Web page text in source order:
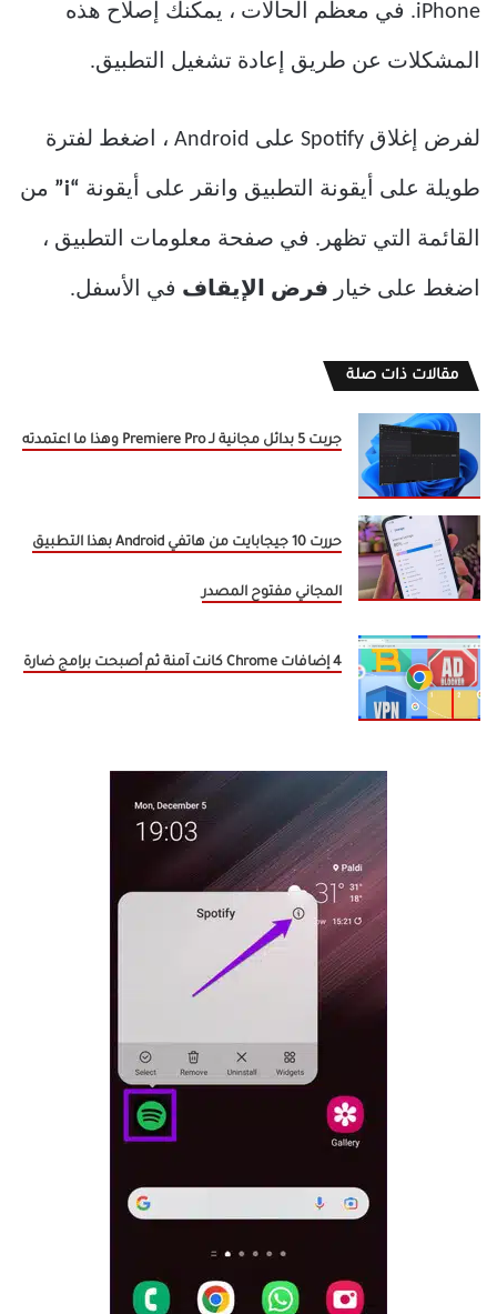
iPhone. في معظم الحالات ، يمكنك إصلاح هذه
المشكلات عن طريق إعادة تشغيل التطبيق.
لفرض إغلاق Spotify على Android ، اضغط لفترة
طويلة على أيقونة التطبيق وانقر على أيقونة “i” من
القائمة التي تظهر. في صفحة معلومات التطبيق ،
اضغط على خيار فرض الإيقاف في الأسفل.
مقالات ذات صلة
جربت 5 بدائل مجانية لـ Premiere Pro وهذا ما اعتمدته
حررت 10 جيجابايت من هاتفي Android بهذا التطبيق
المجاني مفتوح المصدر
4 إضافات Chrome كانت آمنة ثم أصبحت برامج ضارة